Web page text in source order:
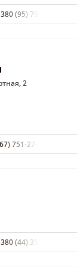
(95) 790-72-07
2
751-27-37 Киевстар
(44) 353-73-75